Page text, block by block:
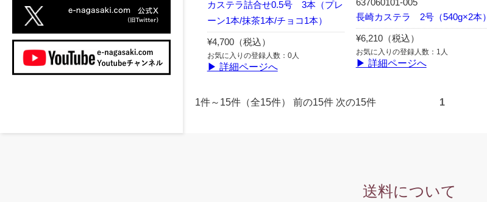
カステラ詰合せ0.5号 3本（プレ
ーン1本/抹茶1本/チョコ1本）
¥4,700（税込）
お気に入りの登録人数：0人
▶ 詳細ページへ
637060101-005
長崎カステラ 2号（540g×2本）
¥6,210（税込）
お気に入りの登録人数：1人
▶ 詳細ページへ
1件～15件（全15件） 前の15件 次の15件 1
送料について